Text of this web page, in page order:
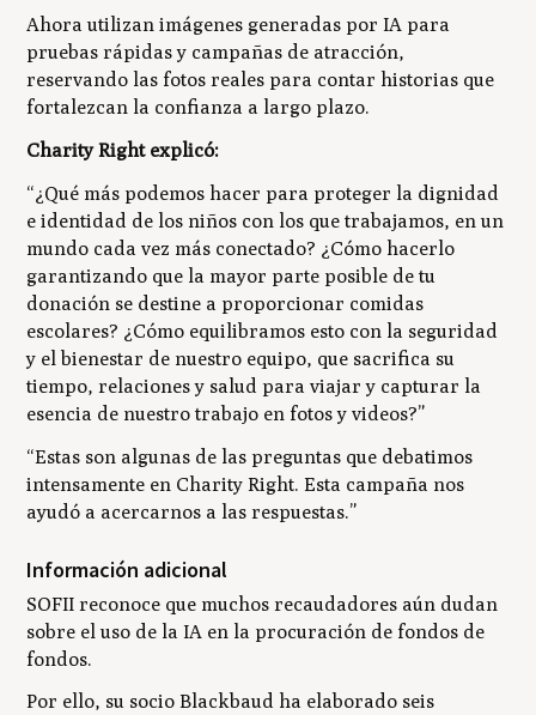
Ahora utilizan imágenes generadas por IA para
pruebas rápidas y campañas de atracción,
reservando las fotos reales para contar historias que
fortalezcan la confianza a largo plazo.
Charity Right explicó:
“¿Qué más podemos hacer para proteger la dignidad
e identidad de los niños con los que trabajamos, en un
mundo cada vez más conectado? ¿Cómo hacerlo
garantizando que la mayor parte posible de tu
donación se destine a proporcionar comidas
escolares? ¿Cómo equilibramos esto con la seguridad
y el bienestar de nuestro equipo, que sacrifica su
tiempo, relaciones y salud para viajar y capturar la
esencia de nuestro trabajo en fotos y videos?”
“Estas son algunas de las preguntas que debatimos
intensamente en Charity Right. Esta campaña nos
ayudó a acercarnos a las respuestas.”
Información adicional
SOFII reconoce que muchos recaudadores aún dudan
sobre el uso de la IA en la procuración de fondos de
fondos.
Por ello, su socio Blackbaud ha elaborado seis